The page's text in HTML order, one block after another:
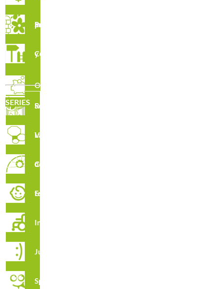
Suelos para Parques Infantiles
Complementos y vallados
Outlet
SERIES Serie Robinia
Laberintos Verticales
Circuito de Cuerdas
Estimulación temprana
Integración
Juga
Spooky
R4160C · Columpio Infantil Con Asientos Para Bebés Búhos